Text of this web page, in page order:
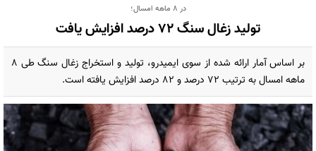
در ۸ ماهه امسال؛
تولید زغال سنگ ۷۲ درصد افزایش یافت
بر اساس آمار ارائه شده از سوی ایمیدرو، تولید و استخراج زغال سنگ طی ۸
ماهه امسال به ترتیب ۷۲ درصد و ۸۲ درصد افزایش یافته است.